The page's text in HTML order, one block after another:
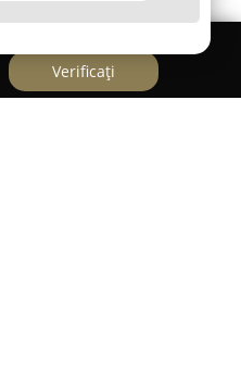
Verificați